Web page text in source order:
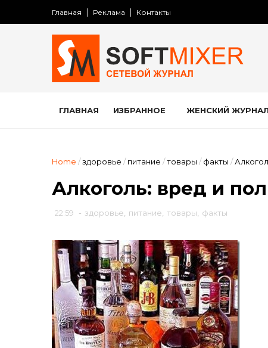
Главная Реклама Контакты
ГЛАВНАЯ ИЗБРАННОЕ ЖЕНСКИЙ ЖУРНАЛ
Home /здоровье / питание /товары / факты /
Алкоголь: вред и
22:59 - здоровье питание товары факты